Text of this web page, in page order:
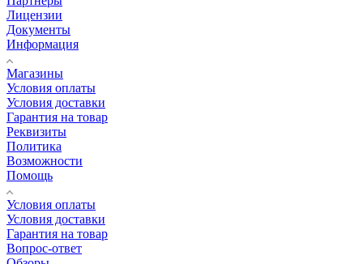
Лицензии
Документы
Информация
Магазины
Условия оплаты
Условия доставки
Гарантия на товар
Реквизиты
Политика
Возможности
Помощь
Условия оплаты
Условия доставки
Гарантия на товар
Вопрос-ответ